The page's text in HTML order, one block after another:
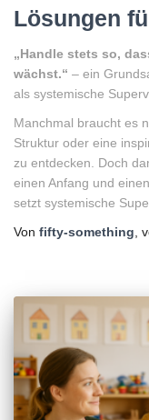
Lösungen
„Handle stets so,
wächst.“ – ein
als systemische
Manchmal braucht es
Struktur oder eine
zu entdecken. Doch
einen Anfang und
setzt systemische
Von fifty-something ,